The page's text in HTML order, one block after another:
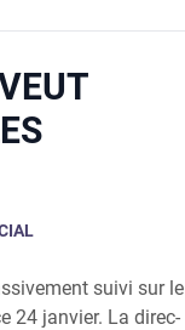
sui­vi sur le
24 jan­vier. La direc­